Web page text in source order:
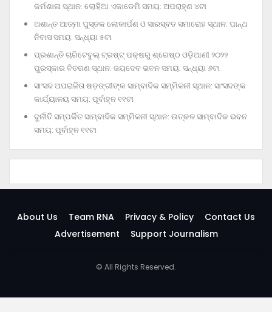
କର୍ମଶାଳା ସ୍ଥାନ: ଲୋହିଆ ଏକାଡେମି ସମୟ: ଅପରାହ୍‌ଣ ୪ଟା
ଅଶାନ୍ତ ଆତ୍ମା ପୁସ୍ତକ ଲୋକାର୍ପଣ ଓ ସାରସ୍ବତ ସମାରୋହ ସ୍ଥାନ: ପାନ୍ଥ
ନିବାସ ସମୟ: ସନ୍ଧ୍ୟା ୫ଟା
ପ୍ରଶାନ୍ତି ଚାରିଟେବୁଲ୍‌ ଟ୍ରଷ୍ଟ୍‌ ପକ୍ଷରୁ ଶ୍ରେଷ୍ଠ ଓଡ଼ିଆଣୀ ୨୦୨୨
ପୁରସ୍କାର ବିତରଣ ସ୍ଥାନ: ଜୟଦେବ ଭବନ ସମୟ: ସନ୍ଧ୍ୟା ୬ଟା
ସାଂସଦ ଅପରାଜିତା ଷଡ଼ଙ୍ଗୀଙ୍କ ସାମ୍ବାଦିକ ସମ୍ମିଳନୀ ସ୍ଥାନ: ସାଂସଦଙ୍କ
କାର୍ଯ୍ୟାଳୟ ସମୟ: ପୂର୍ବାହ୍ନ ୧୧ଟା
ଦୁର୍ନୀତି ସମ୍ପର୍କିତ ସାମ୍ବାଦିକ ସମ୍ମିଳନୀ ସ୍ଥାନ: ଉତ୍କଳ ସାମ୍ବାଦିକ ଭବନ
ସମୟ: ପୂର୍ବାହ୍ନ ୧୧ଟା
About Us Team RNA Privacy & Policy
Contact Us
Advertisement
Support Journalism
© All Rights Reserved.